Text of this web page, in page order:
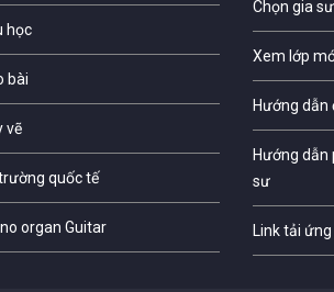
học
bài
vẽ
quốc tế
organ Guitar
Chọn gia
Xem lớp
Hướng dẫn
Hướng dẫn
sư
Link tải